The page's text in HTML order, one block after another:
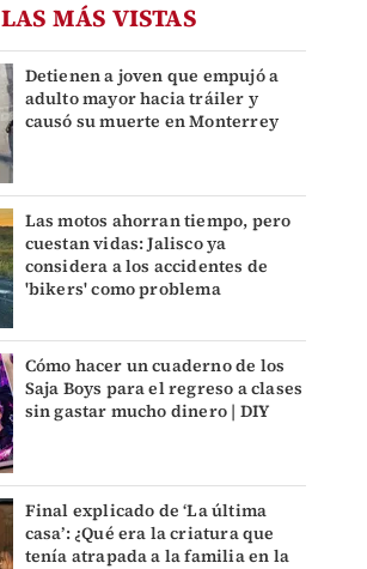
LAS MÁS VISTAS
Detienen a joven que empujó a
adulto mayor hacia tráiler y
causó su muerte en Monterrey
Las motos ahorran tiempo, pero
cuestan vidas: Jalisco ya
considera a los accidentes de
'bikers' como problema
Cómo hacer un cuaderno de los
Saja Boys para el regreso a clases
sin gastar mucho dinero | DIY
Final explicado de ‘La última
casa’: ¿Qué era la criatura que
tenía atrapada a la familia en la